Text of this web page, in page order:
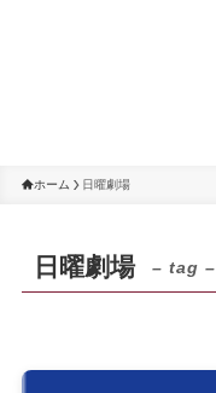
ホーム 日曜劇場
日曜劇場 – tag –